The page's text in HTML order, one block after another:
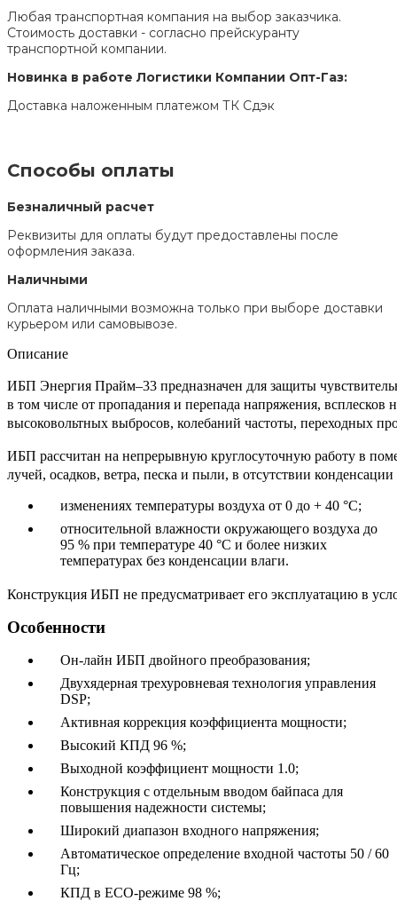
Любая транспортная компания на выбор заказчика.
Стоимость доставки - согласно прейскуранту
транспортной компании.
Новинка в работе Логистики Компании Опт-Газ:
Доставка наложенным платежом ТК Сдэк
Способы оплаты
Безналичный расчет
Реквизиты для оплаты будут предоставлены после
оформления заказа.
Наличными
Оплата наличными возможна только при выборе доставки
курьером или самовывозе.
Описание
ИБП Энергия Прайм–33 предназначен для защиты
в том числе от пропадания и перепада напряжения, всплесков
высоковольтных выбросов, колебаний частоты, переходных
ИБП рассчитан на непрерывную круглосуточную работу в
лучей, осадков, ветра, песка и пыли, в отсутствии
изменениях температуры воздуха от 0 до + 40 °С;
относительной влажности окружающего воздуха до
95 % при температуре 40 °С и более низких
температурах без конденсации влаги.
Конструкция ИБП не предусматривает его эксплуатацию в
Особенности
Он-лайн ИБП двойного преобразования;
Двухядерная трехуровневая технология управления
DSP;
Активная коррекция коэффициента мощности;
Высокий КПД 96 %;
Выходной коэффициент мощности 1.0;
Конструкция с отдельным вводом байпаса для
повышения надежности системы;
Широкий диапазон входного напряжения;
Автоматическое определение входной частоты 50 / 60
Гц;
КПД в ECO-режиме 98 %;